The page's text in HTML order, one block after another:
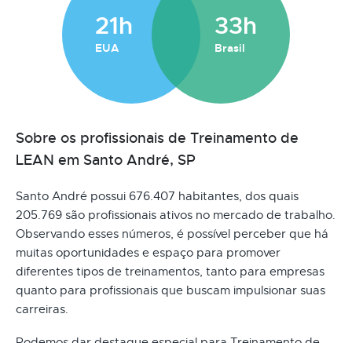
21h
EUA
33h
Brasil
Sobre os profissionais de Treinamento de
LEAN em Santo André, SP
Santo André possui 676.407 habitantes, dos quais
205.769 são profissionais ativos no mercado de trabalho.
Observando esses números, é possível perceber que há
muitas oportunidades e espaço para promover
diferentes tipos de treinamentos, tanto para empresas
quanto para profissionais que buscam impulsionar suas
carreiras.